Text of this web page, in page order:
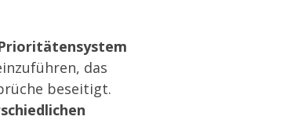
das
beseitigt.